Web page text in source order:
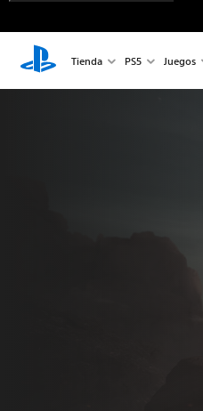
Tienda PS5 Juegos